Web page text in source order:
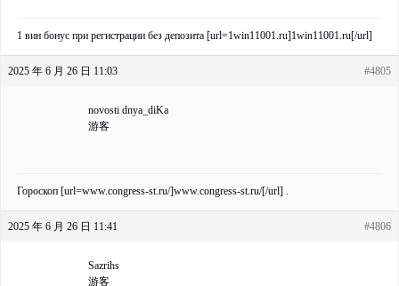
1 вин бонус при регистрации без депозита [url=1win11001.ru]1win11001.ru[/url]
2025 年 6 月 26 日 11:03 #4805
novosti dnya_diKa
游客
Гороскоп [url=www.congress-st.ru/]www.congress-st.ru/[/url] .
2025 年 6 月 26 日 11:41 #4806
Sazrihs
游客